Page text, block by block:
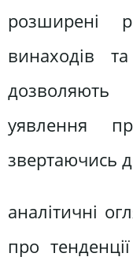
розширені
винаходів
дозволяють
уявлення
звертаючись
аналітичні
про